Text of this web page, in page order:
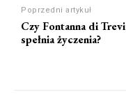
Poprzedni artykuł
Czy Fontanna di Trevi
spełnia życzenia?